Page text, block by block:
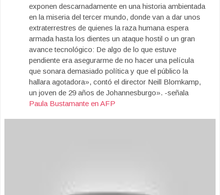
exponen descarnadamente en una historia ambientada
en la miseria del tercer mundo, donde van a dar unos
extraterrestres de quienes la raza humana espera
armada hasta los dientes un ataque hostil o un gran
avance tecnológico: De algo de lo que estuve
pendiente era asegurarme de no hacer una película
que sonara demasiado política y que el público la
hallara agotadora», contó el director Neill Blomkamp,
un joven de 29 años de Johannesburgo». -señala
Paula Bustamante en AFP